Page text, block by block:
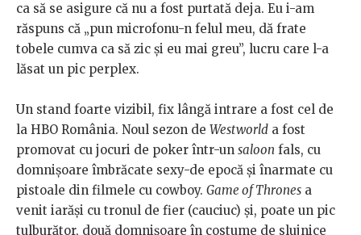
ca să se asigure că nu a fost purtată deja. Eu i-am
răspuns că „pun microfonu-n felul meu, dă frate
tobele cumva ca să zic și eu mai greu”, lucru care l-a
lăsat un pic perplex.
Un stand foarte vizibil, fix lângă intrare a fost cel de
la HBO România. Noul sezon de Westworld a fost
promovat cu jocuri de poker într-un saloon fals, cu
domnișoare îmbrăcate sexy-de epocă și înarmate cu
pistoale din filmele cu cowboy. Game of Thrones a
venit iarăși cu tronul de fier (cauciuc) și, poate un pic
tulburător, două domnișoare în costume de slujnice